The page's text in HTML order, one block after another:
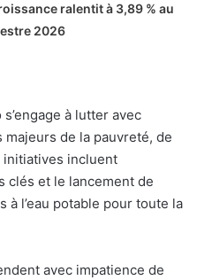
ralentit à 3,89 % au
2026
à lutter avec
de la pauvreté, de
initiatives incluent
clés et le lancement de
à l’eau potable pour toute la
avec impatience de